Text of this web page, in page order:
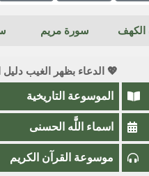
سورة مريم
💖 الدعاء بظهر الغيب
الموسوعة التاريخية
اسماء اللَّٰه الحسنى
موسوعة القرآن الكريم